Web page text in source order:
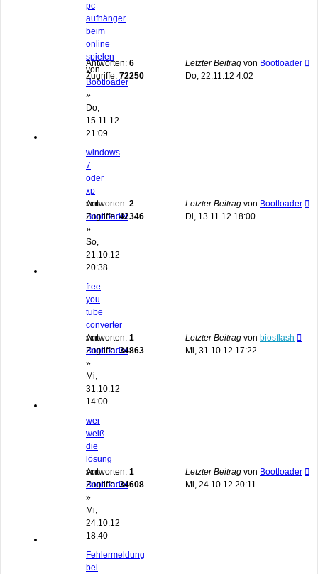
pc
aufhänger
beim
online
spielen
von
Bootloader
»
Do,
15.11.12
21:09
Antworten: 6
Zugriffe: 72250
Letzter Beitrag von Bootloader
Do, 22.11.12 4:02
windows
7
oder
xp
von
Bootloader
»
So,
21.10.12
20:38
Antworten: 2
Zugriffe:42346
Letzter Beitrag von Bootloader
Di, 13.11.12 18:00
free
you
tube
converter
von
Bootloader
»
Mi,
31.10.12
14:00
Antworten: 1
Zugriffe:34863
Letzter Beitrag von biosflash
Mi, 31.10.12 17:22
wer
weiß
die
lösung
von
Bootloader
»
Mi,
24.10.12
18:40
Antworten: 1
Zugriffe:34608
Letzter Beitrag von Bootloader
Mi, 24.10.12 20:11
Fehlermeldung
bei